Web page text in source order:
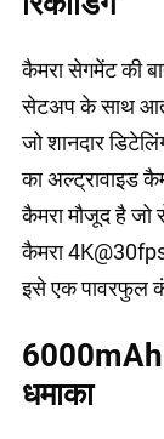
कैमरा सेगमेंट की
सेटअप के साथ
जो शानदार
का अल्ट्रावाइड
कैमरा मौजूद है जो
कैमरा 4K@30fps
इसे एक पावरफुल
6000mAh
धमाका